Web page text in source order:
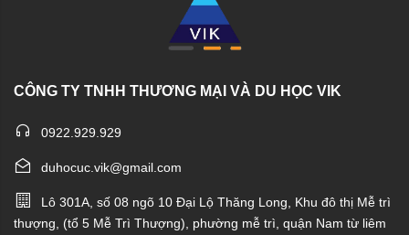
CÔNG TY TNHH THƯƠNG MẠI VÀ DU HỌC VIK
0922.929.929
duhocuc.vik@gmail.com
Lô 301A, số 08 ngõ 10 Đại Lộ Thăng Long, Khu đô thị Mễ trì
thượng, (tổ 5 Mễ Trì Thượng), phường mễ trì, quận Nam từ liêm